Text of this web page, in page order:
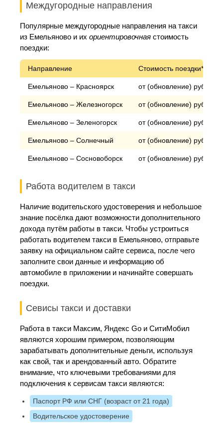
Междугородные направления
Популярные междугородные направления на такси
из Емельяново и их ориентировочная стоимость
поездки:
Направление Стоимость поездки*
Емельяново – Красноярск от (обновление) рублей
Емельяново – Железногорск от (обновление) рублей
Емельяново – Зеленогорск от (обновление) рублей
Емельяново – Солнечный от (обновление) рублей
Емельяново – Сосновоборск от (обновление) рублей
Работа водителем в такси
Наличие водительского удостоверения и небольшое
знание посёлка дают возможности дополнительного
дохода путём работы в такси. Чтобы устроиться
работать водителем такси в Емельяново, отправьте
заявку на официальном сайте сервиса, после чего
заполните свои данные и информацию об
автомобиле в приложении и начинайте совершать
поездки.
Севисы такси и доставки
Работа в такси Максим, Яндекс Go и СитиМобил
являются хорошим примером, позволяющим
зарабатывать дополнительные деньги, используя
как свой, так и арендованный авто. Обратите
внимание, что ключевыми требованиями для
подключения к сервисам такси являются:
Паспорт РФ или СНГ (возраст от 21 года)
Водительское удостоверение